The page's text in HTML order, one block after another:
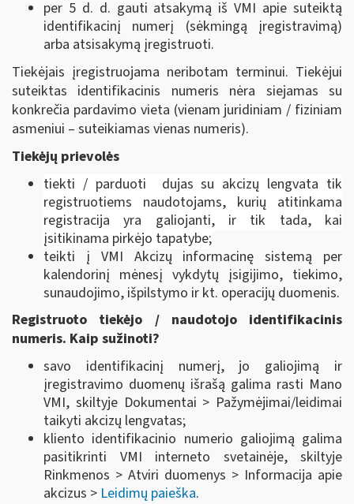
per 5 d. d. gauti atsakymą iš VMI apie suteiktą
identifikacinį numerį (sėkmingą įregistravimą)
arba atsisakymą įregistruoti.
Tiekėjais įregistruojama neribotam terminui. Tiekėjui
suteiktas identifikacinis numeris nėra siejamas su
konkrečia pardavimo vieta (vienam juridiniam / fiziniam
asmeniui – suteikiamas vienas numeris).
Tiekėjų prievolės
tiekti / parduoti dujas su akcizų lengvata tik
registruotiems naudotojams, kurių atitinkama
registracija yra galiojanti, ir tik tada, kai
įsitikinama pirkėjo tapatybe;
teikti į VMI Akcizų informacinę sistemą per
kalendorinį mėnesį vykdytų įsigijimo, tiekimo,
sunaudojimo, išpilstymo ir kt. operacijų duomenis.
Registruoto tiekėjo / naudotojo identifikacinis
numeris. Kaip sužinoti?
savo identifikacinį numerį, jo galiojimą ir
įregistravimo duomenų išrašą galima rasti Mano
VMI, skiltyje Dokumentai > Pažymėjimai/leidimai
taikyti akcizų lengvatas;
kliento identifikacinio numerio galiojimą galima
pasitikrinti VMI interneto svetainėje, skiltyje
Rinkmenos > Atviri duomenys > Informacija apie
akcizus > Leidimų paieška.